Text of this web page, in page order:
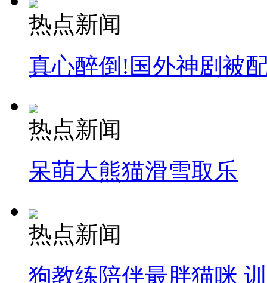
热点新闻
真心醉倒!国外神剧被
热点新闻
呆萌大熊猫滑雪取乐
热点新闻
狗教练陪伴最胖猫咪